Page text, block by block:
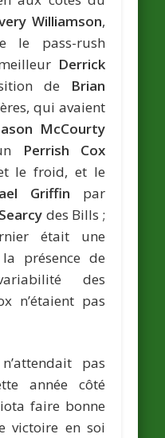
Williamson,
le pass-rush
Derrick
de Brian
qui avaient
McCourty
Perrish Cox
le froid, et le
Griffin par
des Bills ;
était une
présence de
des
n’étaient pas
pas
année côté
faire bonne
victoire en soi